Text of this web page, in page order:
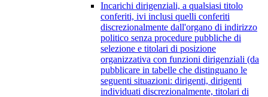
Incarichi dirigenziali, a qualsiasi titolo
conferiti, ivi inclusi quelli conferiti
discrezionalmente dall'organo di indirizzo
politico senza procedure pubbliche di
selezione e titolari di posizione
organizzativa con funzioni dirigenziali (da
pubblicare in tabelle che distinguano le
seguenti situazioni: dirigenti, dirigenti
individuati discrezionalmente, titolari di